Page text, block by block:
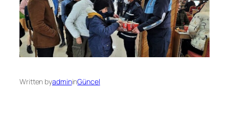
Written byadmininGüncel